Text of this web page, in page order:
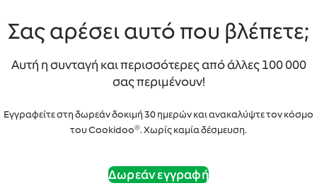
Σας αρέσει αυτό που βλέπετε;
Αυτή η συνταγή και περισσότερες από άλλες 100 000
σας περιμένουν!
Εγγραφείτε στη δωρεάν δοκιμή 30 ημερών και ανακαλύψτε τον κόσμο
του Cookidoo®. Χωρίς καμία δέσμευση.
Δωρεάν εγγραφή